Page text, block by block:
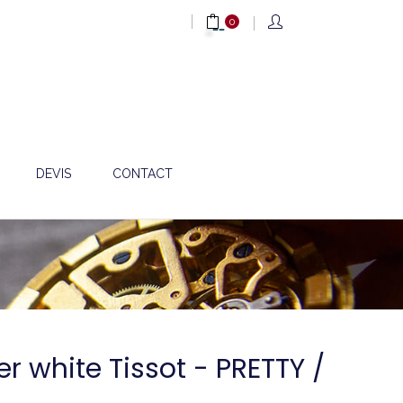
0
DEVIS CONTACT
white Tissot - PRETTY /